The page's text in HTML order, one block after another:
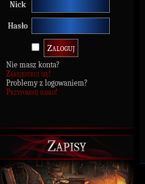
Nick
Hasło
Nie masz konta?
Zarejestruj się!
Problemy z logowaniem?
Przypomnij hasło!
Zapisy